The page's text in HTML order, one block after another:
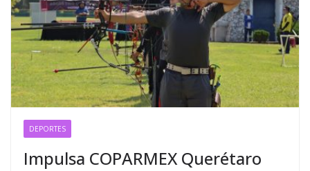
DEPORTES
Impulsa COPARMEX Querétaro